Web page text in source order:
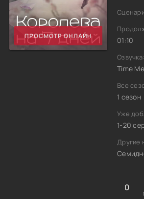
ПРОСМОТР ОНЛАЙН 01:10
Озвучка:
Time
Все
1 сезон
Уже
1-20
Другие
0